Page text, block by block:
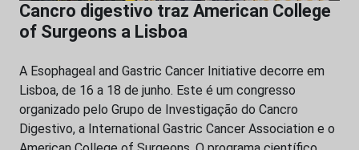
Cancro digestivo traz American College
of Surgeons a Lisboa
A Esophageal and Gastric Cancer Initiative decorre em
Lisboa, de 16 a 18 de junho. Este é um congresso
organizado pelo Grupo de Investigação do Cancro
Digestivo, a International Gastric Cancer Association e o